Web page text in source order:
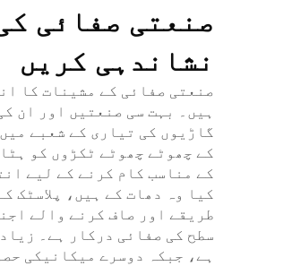
صنعتی صفائی
نشاندہی کریں
صنعتی صفائی کے مشینات کا
ہیں۔ بہت سی صنعتیں اور ان
گاڑیوں کی تیاری کے شعبے
کے چھوٹے چھوٹے ٹکڑوں کو
کے مناسب کام کرنے کے لیے
کیا وہ دھات کے ہیں، پلاسٹک
طریقے اور صاف کرنے والے
سطح کی صفائی درکار ہے۔
ہے، جبکہ دوسرے میکانیکی